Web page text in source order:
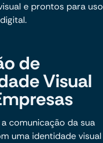
e prontos para uso
de
Visual
comunicação da sua
uma identidade visual